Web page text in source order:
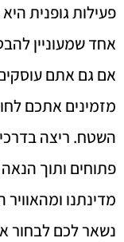
פעילות גופנית
אחד שמעוניין
אם גם אתם עוסקים
מזמינים אתכם
השטח. ריצה
פתוחים ותוך
מדינתנו
נשאר לכם לבחור